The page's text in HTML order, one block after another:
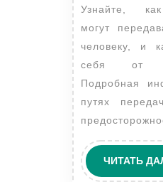
Узнайте, как растения
могут
человеку, и
себя от
Подробная
путях
ЧИТАТЬ